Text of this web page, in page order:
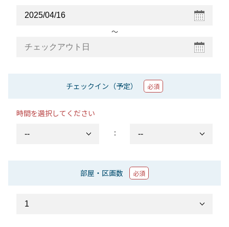
〜
チェックイン（予定） 必須
時間を選択してください
：
部屋・区画数 必須